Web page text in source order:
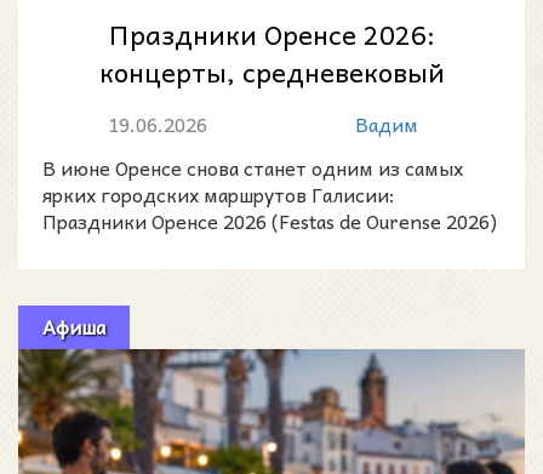
Праздники Оренсе 2026:
концерты, средневековый
рынок, семейные развлечения
и фейерверк у Р...
19.06.2026
Вадим
В июне Оренсе снова станет одним из самых
ярких городских маршрутов Галисии:
Праздники Оренсе 2026 (Festas de Ourense 2026)
Афиша